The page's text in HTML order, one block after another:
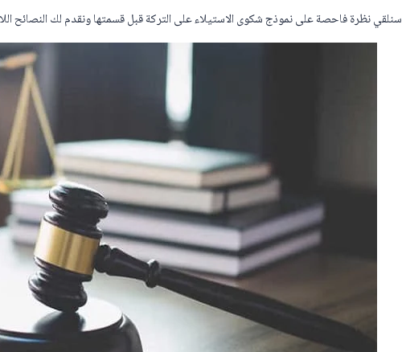
سنلقي نظرة فاحصة على نموذج شكوى الاستيلاء على التركة قبل قسمتها ونقدم لك النصائح